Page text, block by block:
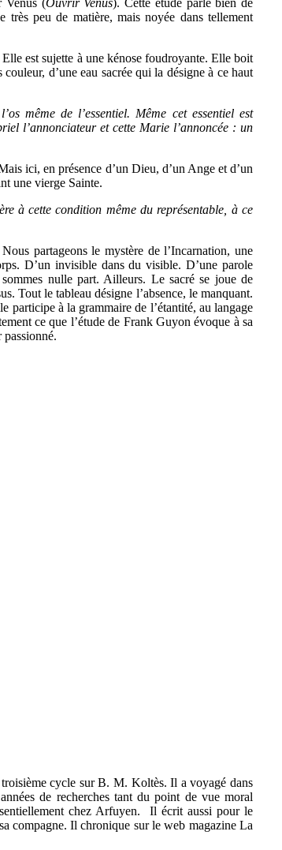
peu de matière, mais noyée dans tellement
est sujette à une kénose foudroyante. Elle boit
d’une eau sacrée qui la désigne à ce haut
même de l’essentiel. Même cet essentiel est
l’annonciateur et cette Marie l’annoncée : un
ici, en présence d’un Dieu, d’un Ange et d’un
une vierge Sainte.
à cette condition même du représentable, à ce
partageons le mystère de l’Incarnation, une
D’un invisible dans du visible. D’une parole
nulle part. Ailleurs. Le sacré se joue de
Tout le tableau désigne l’absence, le manquant.
participe à la grammaire de l’étantité, au langage
ce que l’étude de Frank Guyon évoque à sa
cycle sur B. M. Koltès. Il a voyagé dans
de recherches tant du point de vue moral
chez Arfuyen. Il écrit aussi pour le
compagne. Il chronique sur le web magazine La